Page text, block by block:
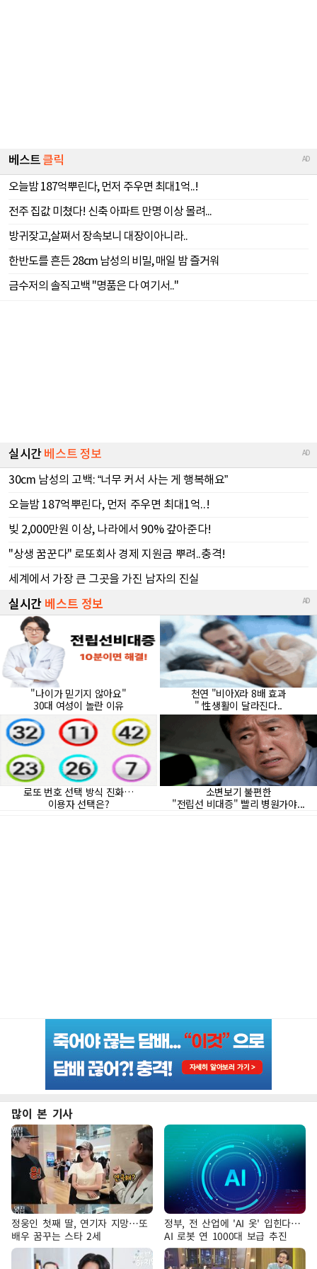
많이 본 기사
정웅인 첫째 딸, 연기자 지망…또
배우 꿈꾸는 스타 2세
정부, 전 산업에 'AI 옷' 입힌다…
AI 로봇 연 1000대 보급 추진